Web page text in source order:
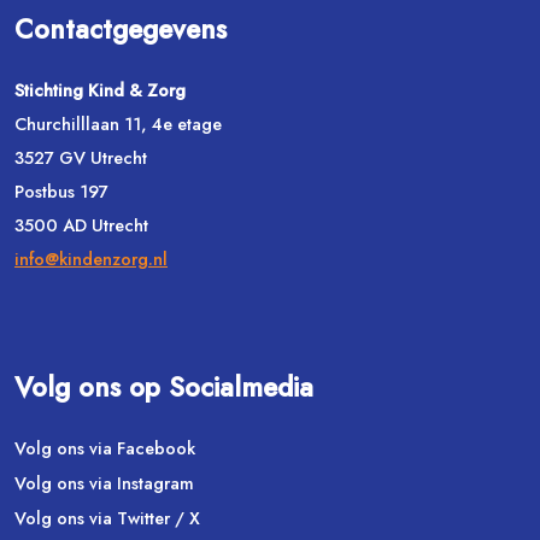
Contactgegevens
Stichting Kind & Zorg
Churchilllaan 11, 4e etage
3527 GV Utrecht
Postbus 197
3500 AD Utrecht
info@kindenzorg.nl
Volg ons op Socialmedia
Volg ons via Facebook
Volg ons via Instagram
Volg ons via Twitter / X